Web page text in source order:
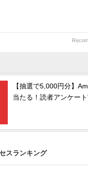
【抽選で5,000円分】
当たる！読者アンケー
スランキング